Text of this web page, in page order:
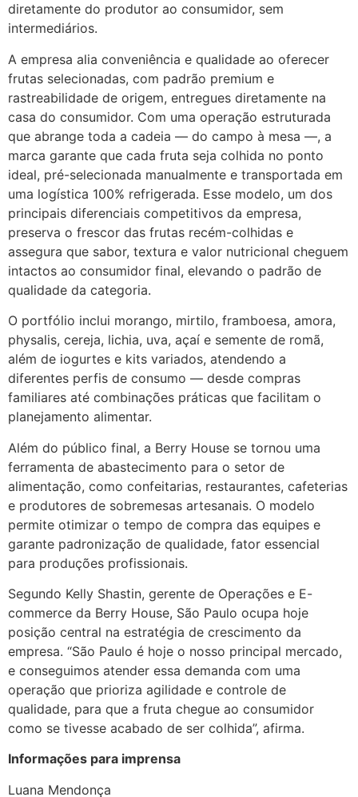
diretamente do produtor ao consumidor, sem
intermediários.
A empresa alia conveniência e qualidade ao oferecer
frutas selecionadas, com padrão premium e
rastreabilidade de origem, entregues diretamente na
casa do consumidor. Com uma operação estruturada
que abrange toda a cadeia — do campo à mesa —, a
marca garante que cada fruta seja colhida no ponto
ideal, pré-selecionada manualmente e transportada em
uma logística 100% refrigerada. Esse modelo, um dos
principais diferenciais competitivos da empresa,
preserva o frescor das frutas recém-colhidas e
assegura que sabor, textura e valor nutricional cheguem
intactos ao consumidor final, elevando o padrão de
qualidade da categoria.
O portfólio inclui morango, mirtilo, framboesa, amora,
physalis, cereja, lichia, uva, açaí e semente de romã,
além de iogurtes e kits variados, atendendo a
diferentes perfis de consumo — desde compras
familiares até combinações práticas que facilitam o
planejamento alimentar.
Além do público final, a Berry House se tornou uma
ferramenta de abastecimento para o setor de
alimentação, como confeitarias, restaurantes, cafeterias
e produtores de sobremesas artesanais. O modelo
permite otimizar o tempo de compra das equipes e
garante padronização de qualidade, fator essencial
para produções profissionais.
Segundo Kelly Shastin, gerente de Operações e E-
commerce da Berry House, São Paulo ocupa hoje
posição central na estratégia de crescimento da
empresa. “São Paulo é hoje o nosso principal mercado,
e conseguimos atender essa demanda com uma
operação que prioriza agilidade e controle de
qualidade, para que a fruta chegue ao consumidor
como se tivesse acabado de ser colhida”, afirma.
Informações para imprensa
Luana Mendonça